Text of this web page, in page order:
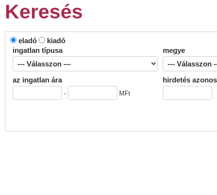
Keresés
eladó
kiadó
ingatlan típusa
megye
az ingatlan ára
- MFt
hirdetés